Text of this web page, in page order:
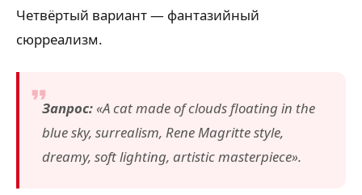
Четвёртый вариант — фантазийный
сюрреализм.
Запрос:«A cat made of clouds floating in the
blue sky, surrealism, Rene Magritte style,
dreamy, soft lighting, artistic masterpiece».